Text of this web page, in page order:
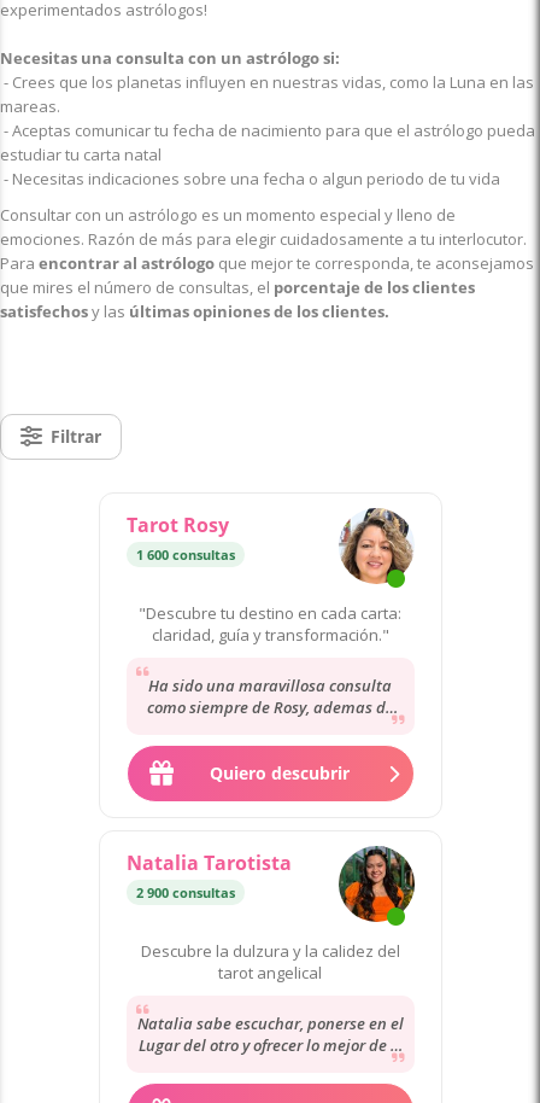
experimentados astrólogos!
Necesitas una consulta con un astrólogo si:
- Crees que los planetas influyen en nuestras vidas, como la Luna en las
mareas.
- Aceptas comunicar tu fecha de nacimiento para que el astrólogo pueda
estudiar tu carta natal
- Necesitas indicaciones sobre una fecha o algun periodo de tu vida
Consultar con un astrólogo es un momento especial y lleno de
emociones. Razón de más para elegir cuidadosamente a tu interlocutor.
Para encontrar al astrólogo que mejor te corresponda, te aconsejamos
que mires el número de consultas, el porcentaje de los clientes
satisfechosy las últimas opiniones de los clientes.
Filtrar
Tarot Rosy
1 600 consultas
"Descubre tu destino en cada carta:
claridad, guía y transformación."
Ha sido una maravillosa consulta
como siempre de Rosy, ademas de
muy empatica y de clara escucha. La
recomiendo.
Quiero descubrir
Natalia Tarotista
2 900 consultas
Descubre la dulzura y la calidez del
tarot angelical
Natalia sabe escuchar, ponerse en el
Lugar del otro y ofrecer lo mejor de sí
Gracias...